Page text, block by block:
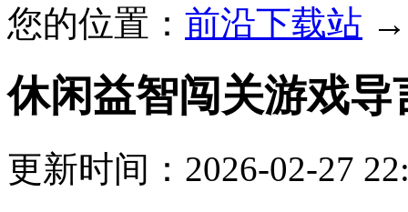
您的位置： 前沿下载站
休闲益智闯关游戏导
更新时间：2026-02-27